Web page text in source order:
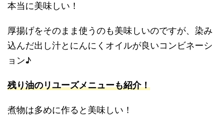
本当に美味しい！
厚揚げをそのまま使うのも美味しいのですが、染み
込んだ出し汁とにんにくオイルが良いコンビネーシ
ョン♪
残り油のリユーズメニューも紹介！
煮物は多めに作ると美味しい！